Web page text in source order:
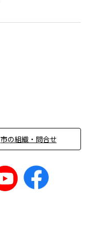
市の組織・問合せ